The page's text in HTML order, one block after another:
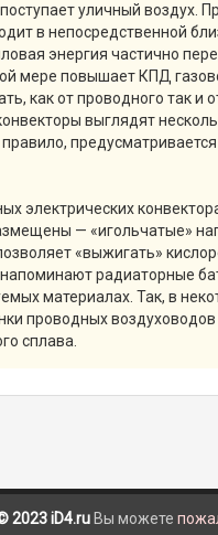
уличный воздух.
в непосредственной
энергия частично
мере повышает КПД
как от проводного так и
выглядят
правило,
электрических
— «игольчатые»
«выжигать»
радиаторные
материалах. Так, в
проводных
сплава.
2023 iD4.ru Вы можете